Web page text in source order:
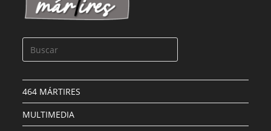
464 MÁRTIRES
MULTIMEDIA